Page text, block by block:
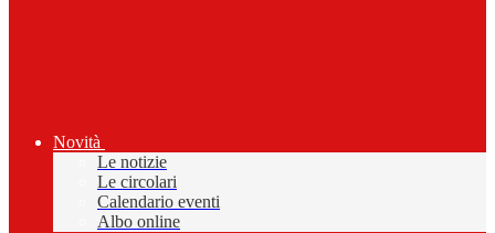
Novità
Le notizie
Le circolari
Calendario eventi
Albo online